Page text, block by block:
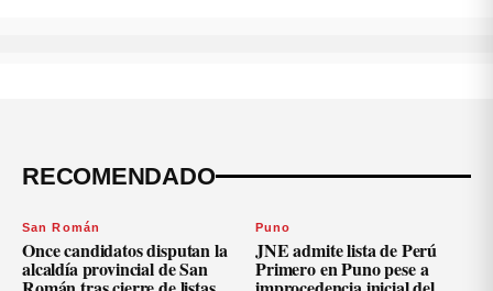
RECOMENDADO
San Román
Once candidatos disputan la
alcaldía provincial de San
Puno
JNE admite lista de Perú
Primero en Puno pese a